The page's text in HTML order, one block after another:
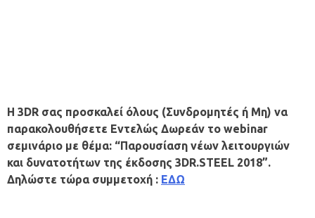
Η 3DR σας προσκαλεί όλους (Συνδρομητές ή Μη) να
παρακολουθήσετε Εντελώς Δωρεάν το webinar
σεμινάριο με θέμα: “Παρουσίαση νέων λειτουργιών
και δυνατοτήτων της έκδοσης 3DR.STEEL 2018”.
Δηλώστε τώρα συμμετοχή : ΕΔΩ